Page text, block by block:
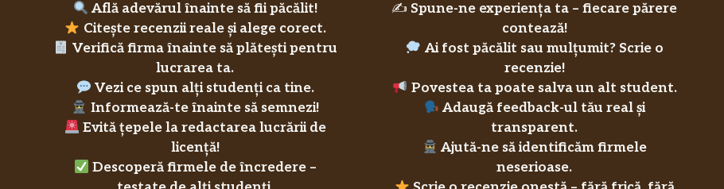
Află adevărul înainte să fii păcălit!
Citește recenzii reale și alege corect.
Verifică firma înainte să plătești pentru
lucrarea ta.
Vezi ce spun alți studenți ca tine.
Informează-te înainte să semnezi!
Evită țepele la redactarea lucrării de
licență!
Descoperă firmele de încredere –
✍️ Spune-ne experiența ta – fiecare părere
contează!
Ai fost păcălit sau mulțumit? Scrie o
recenzie!
Povestea ta poate salva un alt student.
Adaugă feedback-ul tău real și
transparent.
Ajută-ne să identificăm firmele
neserioase.